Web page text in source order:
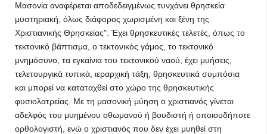
Μασονία αναφέρεται αποδεδειγμένως τυνχάνει θρησκεία
μυστηριακή, όλως διάφορος χωρισμένη και ξένη της
Χριστιανικής Θρησκείας". Έχει θρησκευτικές τελετές, όπως το
τεκτονικό βάπτισμα, ο τεκτονικός γάμος, το τεκτονικό
μνημόσυνο, τα εγκαίνια του τεκτονικού ναού, έχει μυήσεις,
τελετουργικά τυπικά, ιεραρχική τάξη, θρησκευτικά συμπόσια
και μπορεί να καταταχθεί στο χώρο της θρησκευτικής
φυσιολατρείας. Με τη μασονική μύηση ο χριστιανός γίνεται
αδελφός του μυημένου οθωμανού ή βουδιστή ή οποιουδήποτε
ορθολογιστή, ενώ ο χριστιανός που δεν έχει μυηθεί στη